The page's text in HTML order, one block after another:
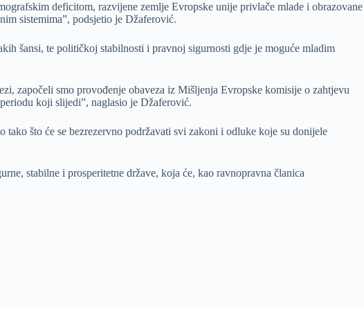
deficitom, razvijene zemlje Evropske unije privlače mlade i obrazovane
sistemima”, podsjetio je Džaferović.
šansi, te političkoj stabilnosti i pravnoj sigurnosti gdje je moguće mladim
započeli smo provođenje obaveza iz Mišljenja Evropske komisije o zahtjevu
koji slijedi”, naglasio je Džaferović.
što će se bezrezervno podržavati svi zakoni i odluke koje su donijele
stabilne i prosperitetne države, koja će, kao ravnopravna članica